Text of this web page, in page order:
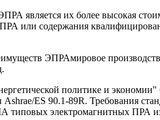
является их более высокая
или содержания
ЭПРАмировое
политике и
Ashrae/ES 90.1-89R. Требования
типовых электромагнитных ПРА